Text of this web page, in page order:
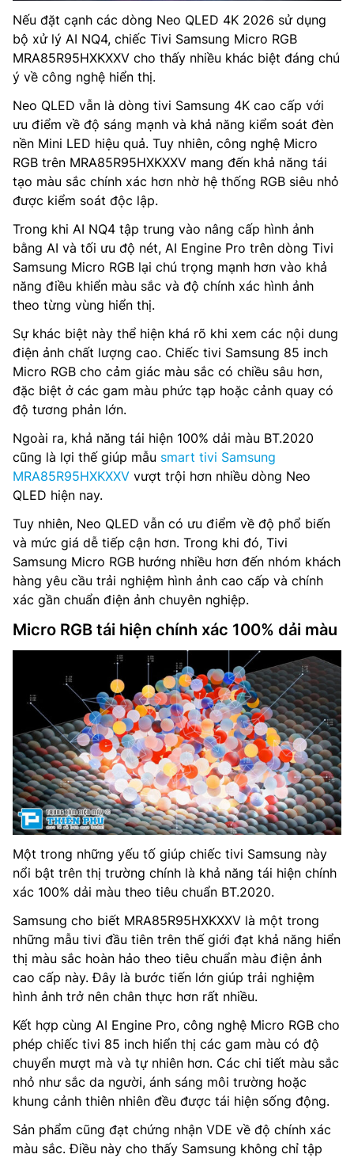
Nếu đặt cạnh các dòng Neo QLED 4K 2026 sử dụng
bộ xử lý AI NQ4, chiếc Tivi Samsung Micro RGB
MRA85R95HXKXXV cho thấy nhiều khác biệt đáng chú
ý về công nghệ hiển thị.
Neo QLED vẫn là dòng tivi Samsung 4K cao cấp với
ưu điểm về độ sáng mạnh và khả năng kiểm soát đèn
nền Mini LED hiệu quả. Tuy nhiên, công nghệ Micro
RGB trên MRA85R95HXKXXV mang đến khả năng tái
tạo màu sắc chính xác hơn nhờ hệ thống RGB siêu nhỏ
được kiểm soát độc lập.
Trong khi AI NQ4 tập trung vào nâng cấp hình ảnh
bằng AI và tối ưu độ nét, AI Engine Pro trên dòng Tivi
Samsung Micro RGB lại chú trọng mạnh hơn vào khả
năng điều khiển màu sắc và độ chính xác hình ảnh
theo từng vùng hiển thị.
Sự khác biệt này thể hiện khá rõ khi xem các nội dung
điện ảnh chất lượng cao. Chiếc tivi Samsung 85 inch
Micro RGB cho cảm giác màu sắc có chiều sâu hơn,
đặc biệt ở các gam màu phức tạp hoặc cảnh quay có
độ tương phản lớn.
Ngoài ra, khả năng tái hiện 100% dải màu BT.2020
cũng là lợi thế giúp mẫu smart tivi Samsung
MRA85R95HXKXXV vượt trội hơn nhiều dòng Neo
QLED hiện nay.
Tuy nhiên, Neo QLED vẫn có ưu điểm về độ phổ biến
và mức giá dễ tiếp cận hơn. Trong khi đó, Tivi
Samsung Micro RGB hướng nhiều hơn đến nhóm khách
hàng yêu cầu trải nghiệm hình ảnh cao cấp và chính
xác gần chuẩn điện ảnh chuyên nghiệp.
Micro RGB tái hiện chính xác 100% dải màu
Một trong những yếu tố giúp chiếc tivi Samsung này
nổi bật trên thị trường chính là khả năng tái hiện chính
xác 100% dải màu theo tiêu chuẩn BT.2020.
Samsung cho biết MRA85R95HXKXXV là một trong
những mẫu tivi đầu tiên trên thế giới đạt khả năng hiển
thị màu sắc hoàn hảo theo tiêu chuẩn màu điện ảnh
cao cấp này. Đây là bước tiến lớn giúp trải nghiệm
hình ảnh trở nên chân thực hơn rất nhiều.
Kết hợp cùng AI Engine Pro, công nghệ Micro RGB cho
phép chiếc tivi 85 inch hiển thị các gam màu có độ
chuyển mượt mà và tự nhiên hơn. Các chi tiết màu sắc
nhỏ như sắc da người, ánh sáng môi trường hoặc
khung cảnh thiên nhiên đều được tái hiện sống động.
Sản phẩm cũng đạt chứng nhận VDE về độ chính xác
màu sắc. Điều này cho thấy Samsung không chỉ tập